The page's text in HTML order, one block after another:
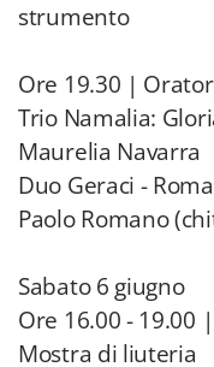
strumento
Ore 19.30 |
Trio Namalia:
Maurelia Navarra
Duo Geraci -
Paolo Romano
Sabato 6 giugno
Ore 16.00 - 19.00
Mostra di liuteria